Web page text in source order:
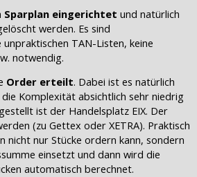
Sparplan eingerichtet und natürlich
werden. Es sind
TAN-Listen, keine
notwendig.
Order erteilt. Dabei ist es natürlich
Komplexität absichtlich sehr niedrig
ist der Handelsplatz EIX. Der
(zu Gettex oder XETRA). Praktisch
nicht nur Stücke ordern kann, sondern
einsetzt und dann wird die
automatisch berechnet.